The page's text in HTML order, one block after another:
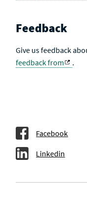
Feedback
Give us feedback
feedback from
.
Facebook
Linkedin